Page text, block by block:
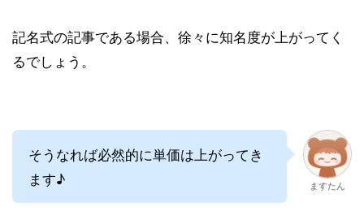
記名式の記事である場合、徐々に知名度が上がってく
るでしょう。
そうなれば必然的に単価は上がってき
ます♪
ますたん